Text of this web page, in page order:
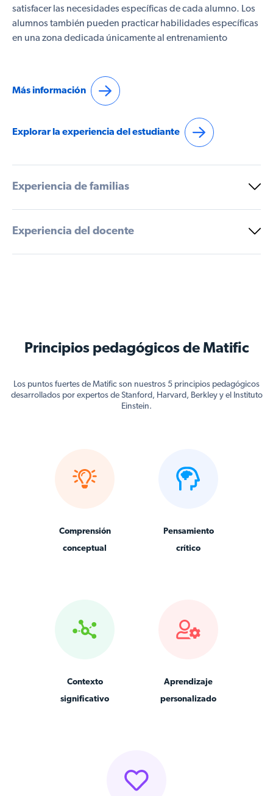
satisfacer las necesidades específicas de cada alumno. Los
alumnos también pueden practicar habilidades específicas
en una zona dedicada únicamente al entrenamiento
Más información
Explorar la experiencia del estudiante
Experiencia de familias
Experiencia del docente
Principios pedagógicos de Matific
Los puntos fuertes de Matific son nuestros 5 principios pedagógicos
desarrollados por expertos de Stanford, Harvard, Berkley y el Instituto
Einstein.
Comprensión
conceptual
Pensamiento
crítico
Contexto
significativo
Aprendizaje
personalizado